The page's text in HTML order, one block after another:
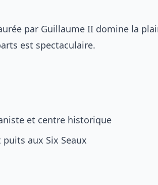
par Guillaume II domine la
est spectaculaire.
et centre historique
aux Six Seaux